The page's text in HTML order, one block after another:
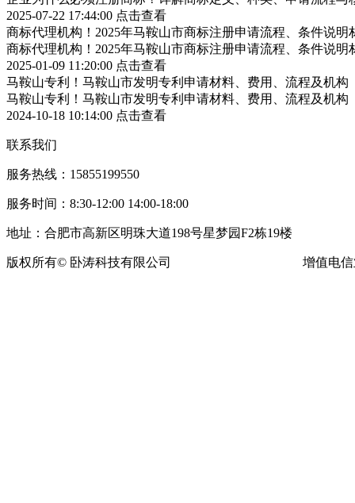
2025-07-22 17:44:00 点击查看
商标代理机构！2025年马鞍山市商标注册申请流程、条件说明
商标代理机构！2025年马鞍山市商标注册申请流程、条件说明
2025-01-09 11:20:00 点击查看
马鞍山专利！马鞍山市发明专利申请材料、费用、流程及机构
马鞍山专利！马鞍山市发明专利申请材料、费用、流程及机构
2024-10-18 10:14:00 点击查看
联系我们
服务热线：15855199550
服务时间：8:30-12:00 14:00-18:00
地址：合肥市高新区明珠大道198号星梦园F2栋19楼
版权所有© 卧涛科技有限公司 增值电